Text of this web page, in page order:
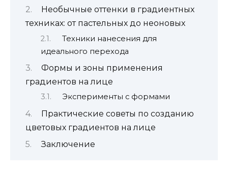
Необычные оттенки в градиентных
техниках: от пастельных до неоновых
Техники нанесения для
идеального перехода
Формы и зоны применения
градиентов на лице
Эксперименты с формами
Практические советы по созданию
цветовых градиентов на лице
Заключение